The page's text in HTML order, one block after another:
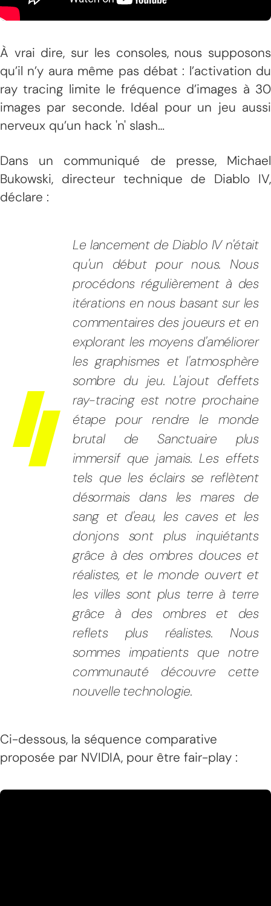
À vrai dire, sur les consoles, nous supposons
qu’il n’y aura même pas débat : l’activation du
ray tracing limite le fréquence d’images à 30
images par seconde. Idéal pour un jeu aussi
nerveux qu’un hack 'n' slash…
Dans un communiqué de presse, Michael
Bukowski, directeur technique de Diablo IV,
déclare :
Le lancement de Diablo IV n'était
qu'un début pour nous. Nous
procédons régulièrement à des
itérations en nous basant sur les
commentaires des joueurs et en
explorant les moyens d'améliorer
les graphismes et l'atmosphère
sombre du jeu. L'ajout d'effets
ray-tracing est notre prochaine
étape pour rendre le monde
brutal de Sanctuaire plus
immersif que jamais. Les effets
tels que les éclairs se reflètent
désormais dans les mares de
sang et d'eau, les caves et les
donjons sont plus inquiétants
grâce à des ombres douces et
réalistes, et le monde ouvert et
les villes sont plus terre à terre
grâce à des ombres et des
reflets plus réalistes. Nous
sommes impatients que notre
communauté découvre cette
nouvelle technologie.
Ci-dessous, la séquence comparative
proposée par NVIDIA, pour être fair-play :